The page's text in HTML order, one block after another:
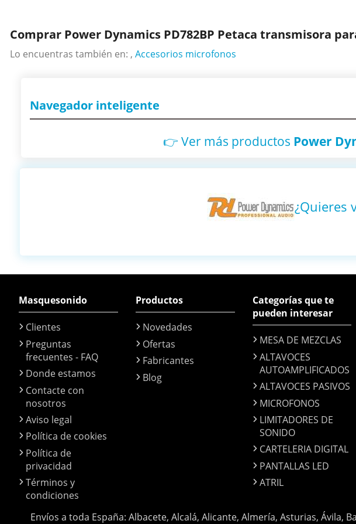
Comprar Power Dynamics PD782BP Petaca transmisora
Lo encuentras también en: , Accesorios microfonos
Navegador inteligente
👉 Ver más productos Power
¿Quieres
Masquesonido
Clientes
Preguntas
frecuentes - FAQ
Donde estamos
Contacte con
nosotros
Aviso legal
Política de cookies
Política de
privacidad
Términos y
condiciones
Productos
Novedades
Ofertas
Fabricantes
Blog
Categorías que te
pueden interesar
MESA DE MEZCLAS
ALTAVOCES
AUTOAMPLIFICADOS
ALTAVOCES PASIVOS
MICROFONOS
LIMITADORES DE
SONIDO
CARTELERIA DIGITAL
PANTALLAS LED
ATRIL
Envíos a toda España: Albacete, Alcalá, Alicante, Almería, Asturias, Ávila,